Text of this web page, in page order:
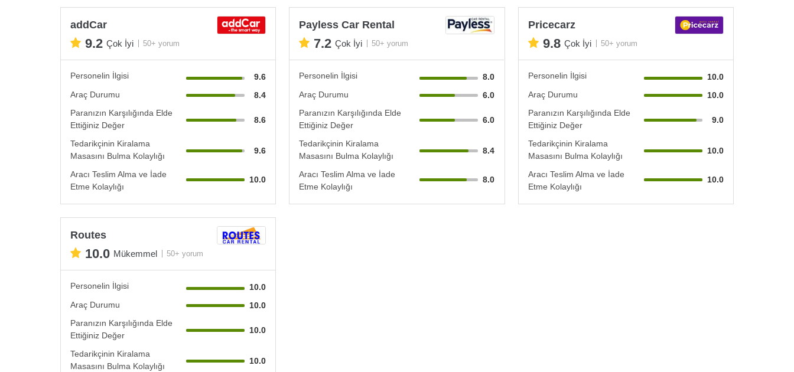
addCar
9.2 Çok İyi 50+ yorum
Personelin İlgisi
9.6
Araç Durumu
8.4
Paranızın Karşılığında Elde
Ettiğiniz Değer
8.6
Tedarikçinin Kiralama
Masasını Bulma Kolaylığı
9.6
Aracı Teslim Alma ve İade
Etme Kolaylığı
10.0
Payless Car Rental
7.2 Çok İyi 50+ yorum
Personelin İlgisi
8.0
Araç Durumu
6.0
Paranızın Karşılığında Elde
Ettiğiniz Değer
6.0
Tedarikçinin Kiralama
Masasını Bulma Kolaylığı
8.4
Aracı Teslim Alma ve İade
Etme Kolaylığı
8.0
Pricecarz
9.8 Çok İyi 50+ yorum
Personelin İlgisi
10.0
Araç Durumu
10.0
Paranızın Karşılığında Elde
Ettiğiniz Değer
9.0
Tedarikçinin Kiralama
Masasını Bulma Kolaylığı
10.0
Aracı Teslim Alma ve İade
Etme Kolaylığı
10.0
Routes
10.0 Mükemmel 50+ yorum
Personelin İlgisi
10.0
Araç Durumu
10.0
Paranızın Karşılığında Elde
Ettiğiniz Değer
10.0
Tedarikçinin Kiralama
Masasını Bulma Kolaylığı
10.0